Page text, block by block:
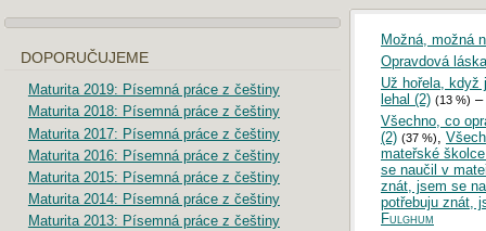
Možná, možná
Opravdová láska
Už hořela, když
lehal (2) (13 %) –
Všechno, co
(2) (37 %),
mateřské
se naučil v
znát, jsem se
potřebuju znát,
Fulghum
DOPORUČUJEME
Maturita 2019: Písemná práce z češtiny
Maturita 2018: Písemná práce z češtiny
Maturita 2017: Písemná práce z češtiny
Maturita 2016: Písemná práce z češtiny
Maturita 2015: Písemná práce z češtiny
Maturita 2014: Písemná práce z češtiny
Maturita 2013: Písemná práce z češtiny